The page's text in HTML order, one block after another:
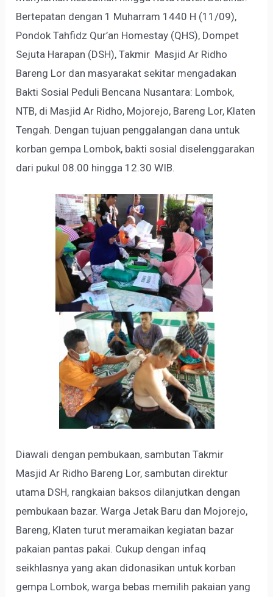
Bertepatan dengan 1 Muharram 1440 H (11/09),
Pondok Tahfidz Qur’an Homestay (QHS), Dompet
Sejuta Harapan (DSH), Takmir Masjid Ar Ridho
Bareng Lor dan masyarakat sekitar mengadakan
Bakti Sosial Peduli Bencana Nusantara: Lombok,
NTB, di Masjid Ar Ridho, Mojorejo, Bareng Lor, Klaten
Tengah. Dengan tujuan penggalangan dana untuk
korban gempa Lombok, bakti sosial diselenggarakan
dari pukul 08.00 hingga 12.30 WIB.
Diawali dengan pembukaan, sambutan Takmir
Masjid Ar Ridho Bareng Lor, sambutan direktur
utama DSH, rangkaian baksos dilanjutkan dengan
pembukaan bazar. Warga Jetak Baru dan Mojorejo,
Bareng, Klaten turut meramaikan kegiatan bazar
pakaian pantas pakai. Cukup dengan infaq
seikhlasnya yang akan didonasikan untuk korban
gempa Lombok, warga bebas memilih pakaian yang